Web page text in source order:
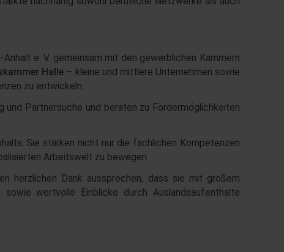
e. V. gemeinsam mit den gewerblichen Kammern
Halle – kleine und mittlere Unternehmen sowie
zu entwickeln.
Partnersuche und beraten zu Fördermöglichkeiten
Sie stärken nicht nur die fachlichen Kompetenzen
Arbeitswelt zu bewegen.
herzlichen Dank aussprechen, dass sie mit großem
wertvolle Einblicke durch Auslandsaufenthalte